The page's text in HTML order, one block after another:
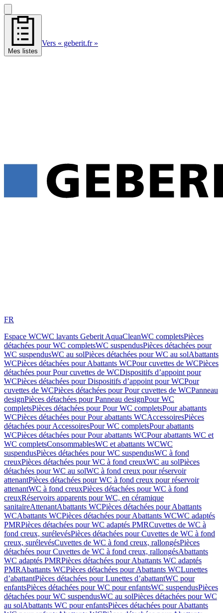
Mes listes
Vers « geberit.fr »
FR
Espace WCWC lavants Geberit AquaCleanWC completsPièces
détachées pour WC completsWC suspendusPièces détachées pour
WC suspendusWC au solPièces détachées pour WC au solAbattants
WCPièces détachées pour Abattants WCPour cuvettes de WCPièces
détachées pour Pour cuvettes de WCDispositifs d’appoint pour
WCPièces détachées pour Dispositifs d’appoint pour WCPour
cuvettes de WCPièces détachées pour Pour cuvettes de WCPanneau
designPièces détachées pour Panneau designPour WC
completsPièces détachées pour Pour WC completsPour abattants
WCPièces détachées pour Pour abattants WCAccessoiresPièces
détachées pour AccessoiresPour WC completsPour abattants
WCPièces détachées pour Pour abattants WCPour abattants WC et
WC completsConsommablesWC et abattants WCWC
suspendusPièces détachées pour WC suspendusWC à fond
creuxPièces détachées pour WC à fond creuxWC au solPièces
détachées pour WC au solWC à fond creux pour réservoir
attenantPièces détachées pour WC à fond creux pour réservoir
attenantWC à fond creuxPièces détachées pour WC à fond
creuxRéservoirs apparents pour WC, en céramique
sanitaireAttenantAbattants WCPièces détachées pour Abattants
WCAbattants WCPièces détachées pour Abattants WCWC adaptés
PMRPièces détachées pour WC adaptés PMRCuvettes de WC à
fond creux, surélevésPièces détachées pour Cuvettes de WC à fond
creux, surélevésCuvettes de WC à fond creux, rallongésPièces
détachées pour Cuvettes de WC à fond creux, rallongésAbattants
WC adaptés PMRPièces détachées pour Abattants WC adaptés
PMRAbattants WCPièces détachées pour Abattants WCLunettes
d’abattantPièces détachées pour Lunettes d’abattantWC pour
enfantsPièces détachées pour WC pour enfantsWC suspendusPièces
détachées pour WC suspendusWC au solPièces détachées pour WC
au solAbattants WC pour enfantsPièces détachées pour Abattants